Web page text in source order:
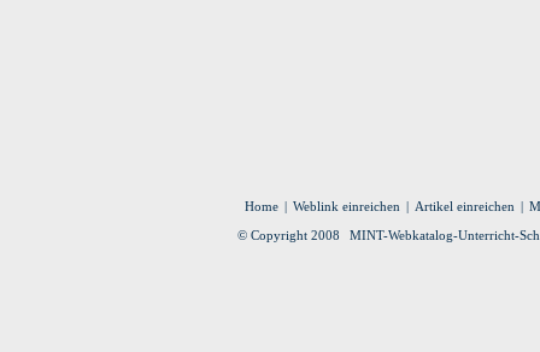
Home | Weblink einreichen | Artikel einreichen |
© Copyright 2008
MINT-Webkatalog-Unterricht-